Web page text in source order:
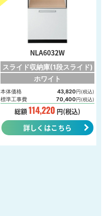
NLA6032W
スライド収納庫(1段スライド)
ホワイト
本体価格 43,820円(税込)
標準工事費 70,400円(税込)
総額114,220 円(税込)
詳しくはこちら